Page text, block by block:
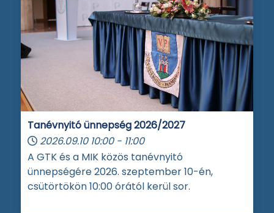
Tanévnyitó ünnepség 2026/2027
2026.09.10 10:00 - 11:00
A GTK és a MIK közös tanévnyitó
ünnepségére 2026. szeptember 10-én,
csütörtökön 10:00 órától kerül sor.